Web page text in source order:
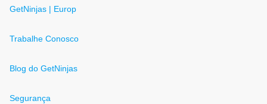
GetNinjas | Europ
Trabalhe Conosco
Blog do GetNinjas
Segurança